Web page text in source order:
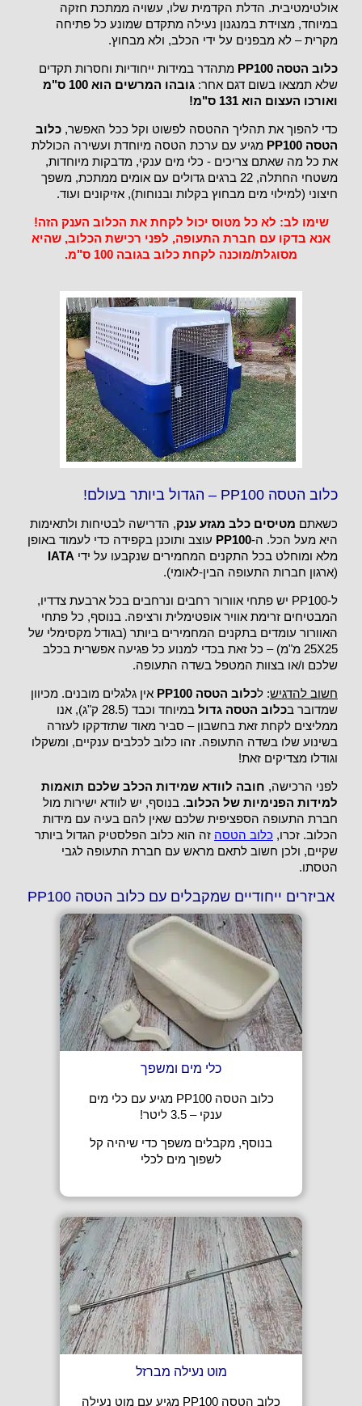
אולטימטיבית. הדלת הקדמית שלו, עשויה ממתכת חזקה
במיוחד, מצוידת במנגנון נעילה מתקדם שמונע כל פתיחה
מקרית – לא מבפנים על ידי הכלב, ולא מבחוץ.
כלוב הטסה PP100
מתהדר במידות ייחודיות וחסרות תקדים
שלא תמצאו בשום דגם אחר:
גובהו המרשים הוא 100 ס"מ
ואורכו העצום הוא 131 ס"מ!
כדי להפוך את תהליך ההטסה לפשוט וקל ככל האפשר, כלוב
הטסה PP100
מגיע עם ערכת הטסה מיוחדת ועשירה הכוללת
את כל מה שאתם צריכים - כלי מים ענקי, מדבקות מיוחדות,
משטחי החתלה, 22 ברגים גדולים עם אומים ממתכת, משפך
חיצוני (למילוי מים מבחוץ בקלות ובנוחות), אזיקונים ועוד.
שימו לב: לא כל מטוס יכול לקחת את הכלוב הענק הזה!
אנא בדקו עם חברת התעופה, לפני רכישת הכלוב, שהיא
מסוגלת/מוכנה לקחת כלוב בגובה 100 ס"מ.
כלוב הטסה PP100 – הגדול ביותר בעולם!
כשאתם מטיסים כלב מגזע ענק, הדרישה לבטיחות ולתאימות
היא מעל הכל. ה-PP100 עוצב ותוכנן בקפידה כדי לעמוד באופן
מלא ומוחלט בכל התקנים המחמירים שנקבעו על ידי IATA
(ארגון חברות התעופה הבין-לאומי).
ל-PP100 יש פתחי אוורור רחבים ונרחבים בכל ארבעת צדדיו,
המבטיחים זרימת אוויר אופטימלית ורציפה. בנוסף, כל פתחי
האוורור עומדים בתקנים המחמירים ביותר (בגודל מקסימלי של
25X25 מ"מ) – כל זאת בכדי למנוע כל פגיעה אפשרית בכלב
שלכם ו/או בצוות המטפל בשדה התעופה.
חשוב להדגיש: לכלוב הטסה PP100
אין גלגלים מובנים. מכיוון
שמדובר בכלוב הטסה גדול
במיוחד וכבד (28.5 ק"ג), אנו
ממליצים לקחת זאת בחשבון – סביר מאוד שתזדקקו לעזרה
בשינוע שלו בשדה התעופה. זהו כלוב לכלבים ענקיים, ומשקלו
וגודלו מצדיקים זאת!
לפני הרכישה, חובה לוודא שמידות הכלב שלכם תואמות
למידות הפנימיות של הכלוב. בנוסף, יש לוודא ישירות מול
חברת התעופה הספציפית שלכם שאין להם בעיה עם מידות
הכלוב. זכרו, כלוב הטסה זה הוא כלוב הפלסטיק הגדול ביותר
שקיים, ולכן חשוב לתאם מראש עם חברת התעופה לגבי
הטסתו.
אביזרים ייחודיים שמקבלים עם כלוב הטסה PP100
כלי מים ומשפך
כלוב הטסה PP100 מגיע עם כלי מים
ענקי – 3.5 ליטר!
בנוסף, מקבלים משפך כדי שיהיה קל
לשפוך מים לכלי
מוט נעילה מברזל
כלוב הטסה PP100 מגיע עם מוט נעילה